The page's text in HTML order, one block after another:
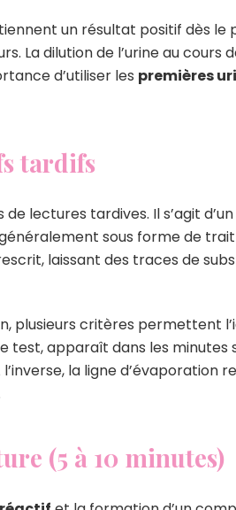
un résultat positif dès le
La dilution de l’urine au
d’utiliser les premières
tardifs
lectures tardives. Il s’agit
sous forme de
laissant des traces de
plusieurs critères permettent
test, apparaît dans les minutes
la ligne d’évaporation
(5 à 10 minutes)